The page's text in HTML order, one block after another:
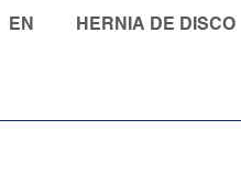
EN HERNIA DE DISCO